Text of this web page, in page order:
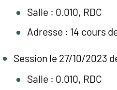
Salle : 0.010, RDC
Adresse : 14 cours
Session le 27/10/2023
Salle : 0.010, RDC